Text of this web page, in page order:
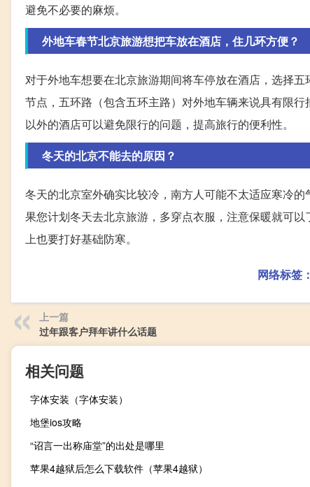
避免不必要的麻烦。
外地车春节北京旅游想把车放在酒店，住几环方便？
对于外地车想要在北京旅游期间将车停放在酒店，选择
节点，五环路（包含五环主路）对外地车辆来说具有限
以外的酒店可以避免限行的问题，提高旅行的便利性。
冬天的北京不能去的原因？
冬天的北京室外确实比较冷，南方人可能不太适应寒冷
果您计划冬天去北京旅游，多穿点衣服，注意保暖就可
上也要打好基础防寒。
网络标签：
上一篇
过年跟客户拜年讲什么话题
相关问题
字体安装（字体安装）
地堡ios攻略
“诏言一出称庙堂”的出处是哪里
苹果4越狱后怎么下载软件（苹果4越狱）